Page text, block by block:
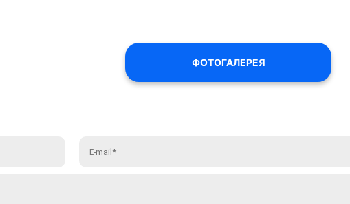
ФОТОГАЛЕРЕЯ